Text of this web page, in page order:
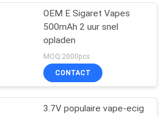
OEM E Sigaret Vapes
500mAh 2 uur snel
opladen
MOQ:2000pcs
CONTACT
3.7V populaire vape-ecig